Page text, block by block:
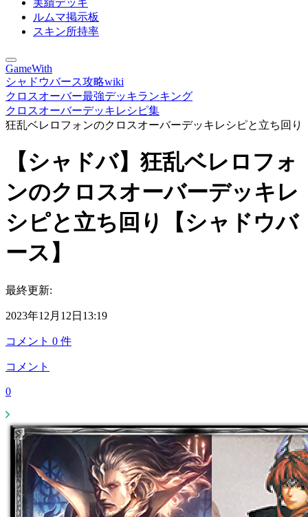
実績デッキ
ルムマ掲示板
スキン所持率
GameWith
シャドウバース攻略wiki
クロスオーバー最強デッキランキング
クロスオーバーデッキレシピ集
狂乱ベレロフォンのクロスオーバーデッキレシピと立ち回り
【シャドバ】狂乱ベレロフォ
ンのクロスオーバーデッキレ
シピと立ち回り【シャドウバ
ース】
最終更新:
2023年12月12日13:19
コメント 0 件
コメント
0